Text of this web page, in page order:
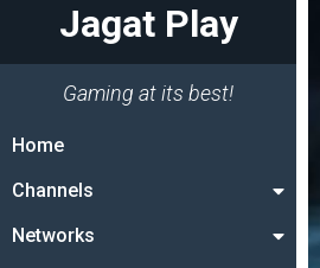
Jagat Play
Gaming at its best!
Home
Channels
Networks